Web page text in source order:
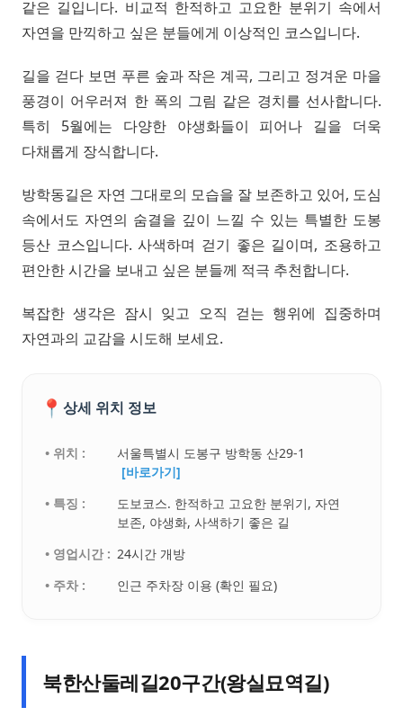
같은 길입니다. 비교적 한적하고 고요한 분위기 속에서
자연을 만끽하고 싶은 분들에게 이상적인 코스입니다.
길을 걷다 보면 푸른 숲과 작은 계곡, 그리고 정겨운 마을
풍경이 어우러져 한 폭의 그림 같은 경치를 선사합니다.
특히 5월에는 다양한 야생화들이 피어나 길을 더욱
다채롭게 장식합니다.
방학동길은 자연 그대로의 모습을 잘 보존하고 있어, 도심
속에서도 자연의 숨결을 깊이 느낄 수 있는 특별한 도봉
등산 코스입니다. 사색하며 걷기 좋은 길이며, 조용하고
편안한 시간을 보내고 싶은 분들께 적극 추천합니다.
복잡한 생각은 잠시 잊고 오직 걷는 행위에 집중하며
자연과의 교감을 시도해 보세요.
📍 상세 위치 정보
• 위치 :
서울특별시 도봉구 방학동 산29-1
[바로가기]
• 특징 :
도보코스. 한적하고 고요한 분위기, 자연
보존, 야생화, 사색하기 좋은 길
• 영업시간 : 24시간 개방
• 주차 :
인근 주차장 이용 (확인 필요)
북한산둘레길20구간(왕실묘역길)